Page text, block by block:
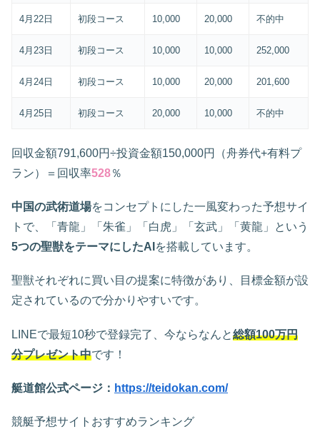
4月22日 初段コース 10,000 20,000 不的中
4月23日 初段コース 10,000 10,000 252,000
4月24日 初段コース 10,000 20,000 201,600
4月25日 初段コース 20,000 10,000 不的中
回収金額791,600円÷投資金額150,000円（舟券代+有料プ
ラン）＝回収率528％
中国の武術道場をコンセプトにした一風変わった予想サイ
トで、「青龍」「朱雀」「白虎」「玄武」「黄龍」という
5つの聖獣をテーマにしたAI を搭載しています。
聖獣それぞれに買い目の提案に特徴があり、目標金額が設
定されているので分かりやすいです。
LINEで最短10秒で登録完了、今ならなんと総額100万円
分プレゼント中です！
艇道館公式ページ： https://teidokan.com/
競艇予想サイトおすすめランキング